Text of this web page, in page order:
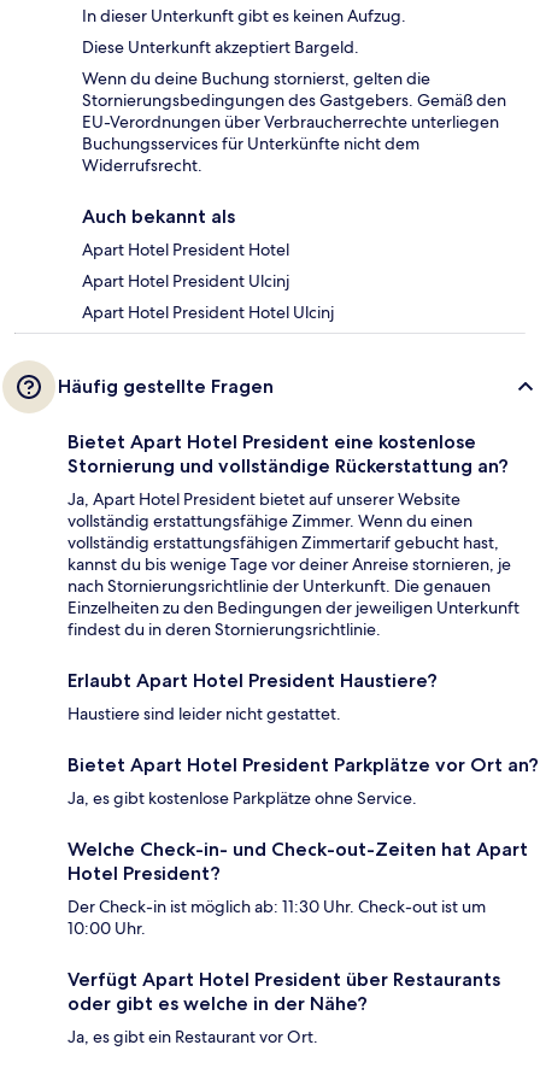
In dieser Unterkunft gibt es keinen Aufzug.
Diese Unterkunft akzeptiert Bargeld.
Wenn du deine Buchung stornierst, gelten die
Stornierungsbedingungen des Gastgebers. Gemäß den
EU-Verordnungen über Verbraucherrechte unterliegen
Buchungsservices für Unterkünfte nicht dem
Widerrufsrecht.
Auch bekannt als
Apart Hotel President Hotel
Apart Hotel President Ulcinj
Apart Hotel President Hotel Ulcinj
Häufig gestellte Fragen
Bietet Apart Hotel President eine kostenlose
Stornierung und vollständige Rückerstattung an?
Ja, Apart Hotel President bietet auf unserer Website
vollständig erstattungsfähige Zimmer. Wenn du einen
vollständig erstattungsfähigen Zimmertarif gebucht hast,
kannst du bis wenige Tage vor deiner Anreise stornieren, je
nach Stornierungsrichtlinie der Unterkunft. Die genauen
Einzelheiten zu den Bedingungen der jeweiligen Unterkunft
findest du in deren Stornierungsrichtlinie.
Erlaubt Apart Hotel President Haustiere?
Haustiere sind leider nicht gestattet.
Bietet Apart Hotel President Parkplätze vor Ort an?
Ja, es gibt kostenlose Parkplätze ohne Service.
Welche Check-in- und Check-out-Zeiten hat Apart
Hotel President?
Der Check-in ist möglich ab: 11:30 Uhr. Check-out ist um
10:00 Uhr.
Verfügt Apart Hotel President über Restaurants
oder gibt es welche in der Nähe?
Ja, es gibt ein Restaurant vor Ort.